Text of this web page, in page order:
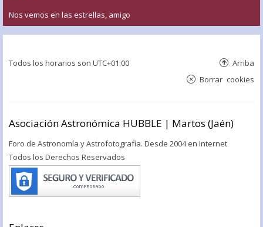
Nos vemos en las estrellas, amigo
Todos los horarios son UTC+01:00 Arriba
Borrar cookies
Asociación Astronómica HUBBLE | Martos (Jaén)
Foro de Astronomía y Astrofotografía. Desde 2004 en Internet
Todos los Derechos Reservados